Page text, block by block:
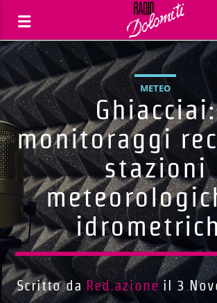
Traccia corrente
Titolo
Artista
METEO
Ghiacciai:
monitoraggi
stazioni
Scritto da Red.azione il 3